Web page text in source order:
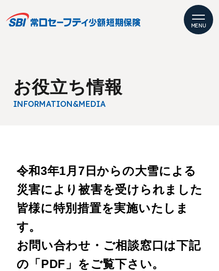
MENU
お役立ち情報
INFORMATION&MEDIA
令和3年1月7日からの大雪による
災害により被害を受けられました
皆様に特別措置を実施いたしま
す。
お問い合わせ・ご相談窓口は下記
の「PDF」をご覧下さい。